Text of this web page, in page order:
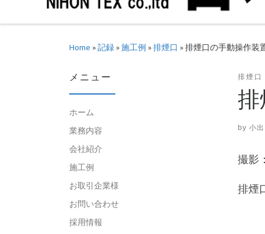
Home »記録»施工例 »排煙口 »排煙口の手動操作装
排煙口
by 小
撮影
排煙
メニュー
ホーム
業務内容
会社紹介
施工例
お取引企業様
お問い合わせ
採用情報